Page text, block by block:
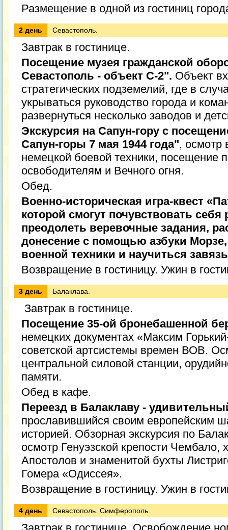
Размещение в одной из гостиниц
2 день Севастополь.
Завтрак в гостинице.
Посещение музея гражданской
Севастополь - объект С-2". Объект
стратегических подземелий, где в
укрываться руководство города и
развернуться несколько заводов и
Экскурсия на Сапун-гору с
Сапун-горы 7 мая 1944 года", осмотр
немецкой боевой техники, посещение
освободителям и Вечного огня.
Обед.
Военно-историческая игра-квест
которой смогут почувствовать себя
преодолеть веревочные задания,
донесение с помощью азбуки
военной техники и научиться
Возвращение в гостиницу. Ужин в
3 день Балаклава.
Завтрак в гостинице.
Посещение 35-ой бронебашенной
немецких документах «Максим
советской артсистемы времен ВОВ.
центральной силовой станции,
памяти.
Обед в кафе.
Переезд в Балаклаву -
прославившийся своим европейским
историей. Обзорная экскурсия по
осмотр Генуэзской крепости Чембало,
Апостолов и знаменитой бухты
Гомера «Одиссея».
Возвращение в гостиницу. Ужин в
4 день Севастополь. Симферополь.